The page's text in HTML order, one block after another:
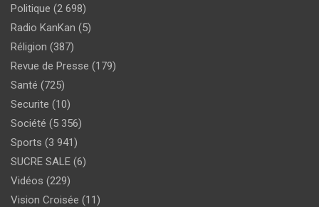
Politique (2 698)
Radio KanKan (5)
Réligion (387)
Revue de Presse (179)
Santé (725)
Securite (10)
Société (5 356)
Sports (3 941)
SUCRE SALE (6)
Vidéos (229)
Vision Croisée (11)